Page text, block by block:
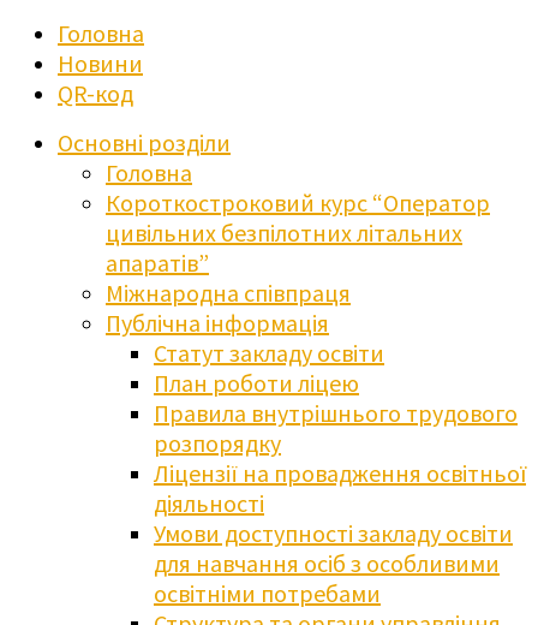
Головна
Новини
QR-код
Основні розділи
Головна
Короткостроковий курс “Оператор
цивільних безпілотних літальних
апаратів”
Міжнародна співпраця
Публічна інформація
Статут закладу освіти
План роботи ліцею
Правила внутрішнього трудового
розпорядку
Ліцензії на провадження освітньої
діяльності
Умови доступності закладу освіти
для навчання осіб з особливими
освітніми потребами